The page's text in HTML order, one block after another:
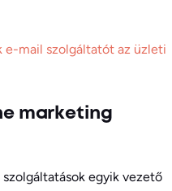
e-mail szolgáltatót az üzleti
marketing
egyik vezető